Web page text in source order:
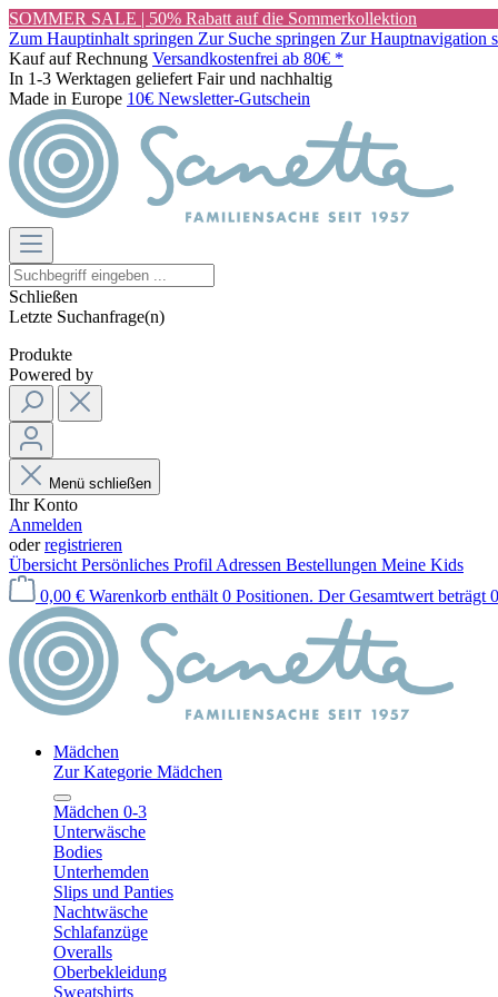
SOMMER SALE | 50% Rabatt auf die Sommerkollektion
Zum Hauptinhalt springen Zur Suche springen Zur Hauptnavigation
Kauf auf Rechnung Versandkostenfrei ab 80€ *
In 1-3 Werktagen geliefert Fair und nachhaltig
Made in Europe 10€ Newsletter-Gutschein
Schließen
Letzte Suchanfrage(n)
Produkte
Powered by
Menü schließen
Ihr Konto
Anmelden
oderregistrieren
Übersicht Persönliches Profil Adressen Bestellungen Meine Kids
0,00 € Warenkorb enthält 0 Positionen. Der Gesamtwert beträgt
Mädchen
Zur Kategorie Mädchen
Mädchen 0-3
Unterwäsche
Bodies
Unterhemden
Slips und Panties
Nachtwäsche
Schlafanzüge
Overalls
Oberbekleidung
Sweatshirts